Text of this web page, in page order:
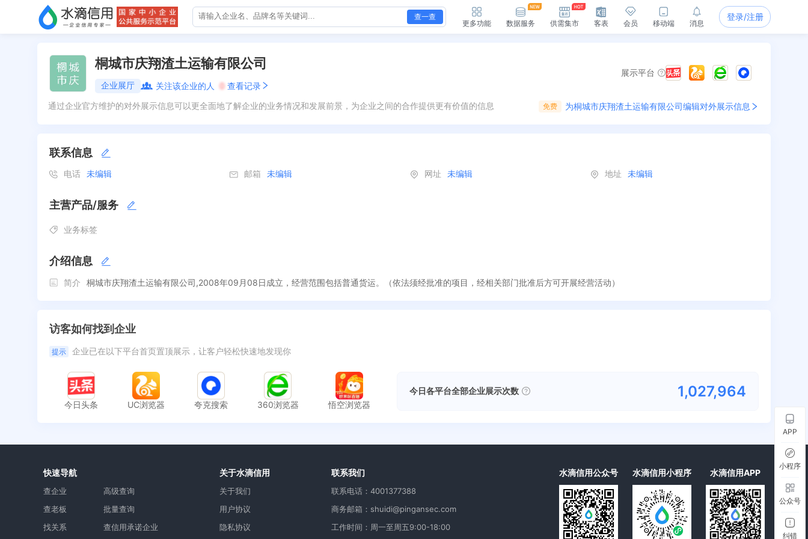
查一查
更多功能 数据服务 供需集市 客表 会员 移动端 消息
登录/注册
桐城市庆翔渣土运输有限公司
企业展厅 关注该企业的人 0 查看记录
展示平台
通过企业官方维护的对外展示信息可以更全面地了解企业的业务情况和发展前景，为企业之间的合作提供更有价值的信息 免费 为桐城市庆翔渣土运输有限公司编辑对外展示信息
联系信息
电话 未编辑 邮箱 未编辑 网址 未编辑 地址 未编辑
主营产品/服务
业务标签
介绍信息
简介 桐城市庆翔渣土运输有限公司,2008年09月08日成立，经营范围包括普通货运。（依法须经批准的项目，经相关部门批准后方可开展经营活动）
访客如何找到企业
提示 企业已在以下平台首页置顶展示，让客户轻松快速地发现你
今日头条 UC浏览器 夸克搜索 360浏览器 悟空浏览器
今日各平台全部企业展示次数 1,027,977
快速导航
查企业
查老板
找关系
高级查询
批量查询
查信用承诺企业
关于水滴信用
关于我们
用户协议
隐私协议
联系我们
联系电话：4001377388
商务邮箱：shuidi@pingansec.com
工作时间：周一至周五9:00-18:00
水滴信用公众号 水滴信用小程序 水滴信用APP
APP
小程序
公众号
纠错